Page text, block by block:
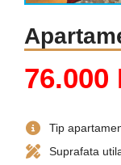
76.000
Tip
Suprafata